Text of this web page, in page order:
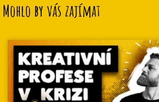
Mohlo by vás zajímat